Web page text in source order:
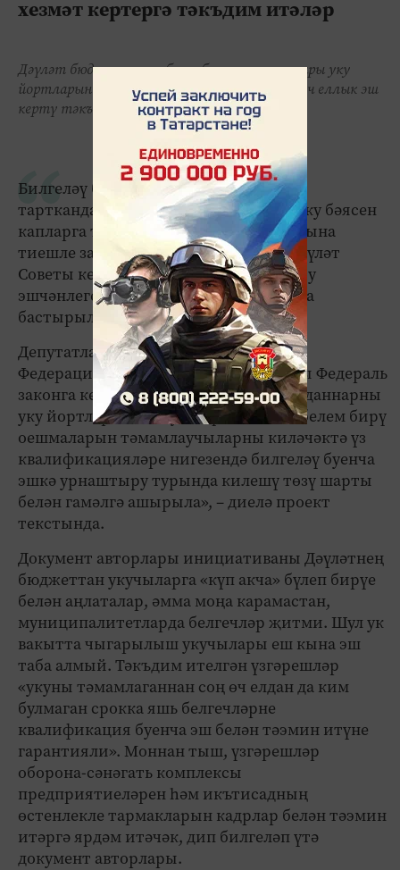
хезмәт кертергә тәкъдим итәләр
Дәүләт бюджеты хисабына белем алучы югары уку
йортларын тәмамлаучылар өчен мәҗбүри өч еллык эш
кертү тәкъдим ителә.
Билгеләү буенча эшкә урнашудан баш
тартканда, чыгарылыш студентына уку бәясен
капларга туры киләчәк. Дәүләт Думасына
тиешле закон проектын Татарстан Дәүләт
Советы кертте, документ закон чыгару
эшчәнлеген тәэмин итү системасында
бастырылган.
Депутатлар үзгәрешләрне «Россия
Федерациясендә мәгариф турында»гы Федераль
законга кертергә тәкъдим итә. «Гражданнарны
уку йортларына кабул итү <...> әлеге белем бирү
оешмаларын тәмамлаучыларны киләчәктә үз
квалификацияләре нигезендә билгеләү буенча
эшкә урнаштыру турында килешү төзү шарты
белән гамәлгә ашырыла», – диелә проект
текстында.
Документ авторлары инициативаны Дәүләтнең
бюджеттан укучыларга «күп акча» бүлеп бирүе
белән аңлаталар, әмма моңа карамастан,
муниципалитетларда белгечләр җитми. Шул ук
вакытта чыгарылыш укучылары еш кына эш
таба алмый. Тәкъдим ителгән үзгәрешләр
«укуны тәмамлаганнан соң өч елдан да ким
булмаган срокка яшь белгечләрне
квалификация буенча эш белән тәэмин итүне
гарантияли». Моннан тыш, үзгәрешләр
оборона-сәнәгать комплексы
предприятиеләрен һәм икътисадның
өстенлекле тармакларын кадрлар белән тәэмин
итәргә ярдәм итәчәк, дип билгеләп үтә
документ авторлары.